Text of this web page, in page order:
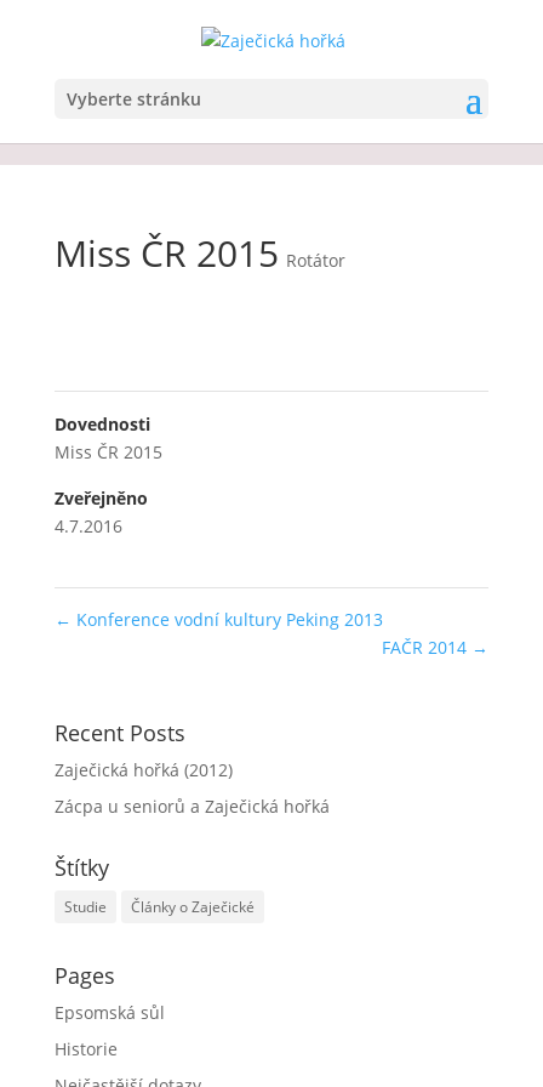
Vyberte stránku
Miss ČR 2015 Rotátor
Dovednosti
Miss ČR 2015
Zveřejněno
4.7.2016
← Konference vodní kultury Peking 2013
FAČR 2014 →
Recent Posts
Zaječická hořká (2012)
Zácpa u seniorů a Zaječická hořká
Štítky
Studie Články o Zaječické
Pages
Epsomská sůl
Historie